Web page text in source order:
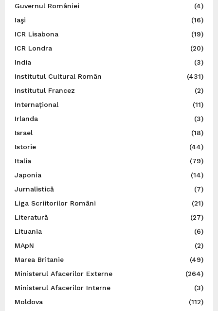
Guvernul României
(4)
Iaşi
(16)
ICR Lisabona
(19)
ICR Londra
(20)
India
(3)
Institutul Cultural Român
(431)
Institutul Francez
(2)
Internațional
(11)
Irlanda
(3)
Israel
(18)
Istorie
(44)
Italia
(79)
Japonia
(14)
Jurnalistică
(7)
Liga Scriitorilor Români
(21)
Literatură
(27)
Lituania
(6)
MApN
(2)
Marea Britanie
(49)
Ministerul Afacerilor Externe
(264)
Ministerul Afacerilor Interne
(3)
Moldova
(112)